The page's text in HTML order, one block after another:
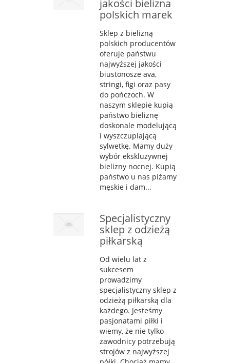
jakości bielizna
polskich marek
Sklep z bielizną
polskich producentów
oferuje państwu
najwyższej jakości
biustonosze ava,
stringi, figi oraz pasy
do pończoch. W
naszym sklepie kupią
państwo bieliznę
doskonale modelującą
i wyszczuplającą
sylwetkę. Mamy duży
wybór ekskluzywnej
bielizny nocnej. Kupią
państwo u nas piżamy
męskie i dam...
Specjalistyczny
sklep z odzieżą
piłkarską
Od wielu lat z
sukcesem
prowadzimy
specjalistyczny sklep z
odzieżą piłkarską dla
każdego. Jesteśmy
pasjonatami piłki i
wiemy, że nie tylko
zawodnicy potrzebują
strojów z najwyższej